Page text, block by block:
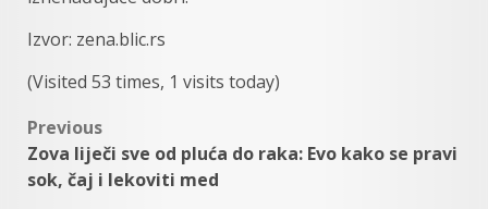
Izvor: zena.blic.rs
(Visited 53 times, 1 visits today)
Post
navigation
Previous
Zova liječi sve od pluća do raka: Evo kako se pravi
sok, čaj i lekoviti med